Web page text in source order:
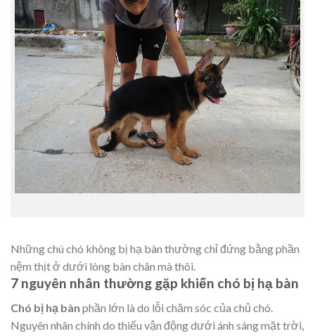
Những chú chó không bị hạ bàn thường chỉ đứng bằng phần
nệm thịt ở dưới lòng bàn chân mà thôi.
7 nguyên nhân thường gặp khiến chó bị hạ bàn
Chó bị hạ bàn phần lớn là do lỗi chăm sóc của chủ chó.
Nguyên nhân chính do thiếu vận động dưới ánh sáng mặt trời,